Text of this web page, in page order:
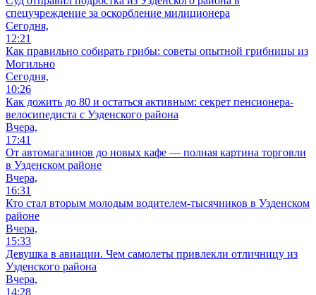
спецучреждение за оскорбление милиционера
Сегодня,
12:21
Как правильно собирать грибы: советы опытной грибницы из
Могильно
Сегодня,
10:26
Как дожить до 80 и остаться активным: секрет пенсионера-
велосипедиста с Узденского района
Вчера,
17:41
От автомагазинов до новых кафе — полная картина торговли
в Узденском районе
Вчера,
16:31
Кто стал вторым молодым водителем-тысячников в Узденском
районе
Вчера,
15:33
Девушка в авиации. Чем самолеты привлекли отличницу из
Узденского района
Вчера,
14:28